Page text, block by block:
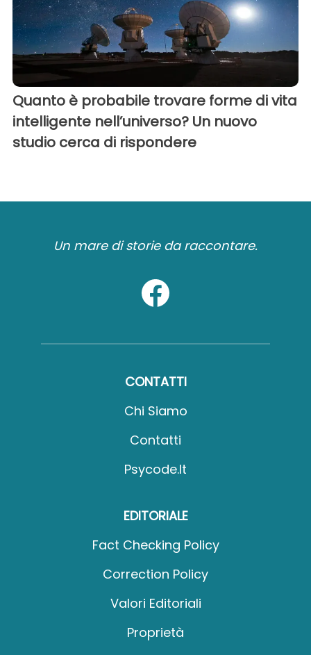
Quanto è probabile trovare forme di vita
intelligente nell’universo? Un nuovo
studio cerca di rispondere
Un mare di storie da raccontare.
CONTATTI
Chi Siamo
Contatti
Psycode.it
EDITORIALE
Fact Checking Policy
Correction Policy
Valori Editoriali
Proprietà